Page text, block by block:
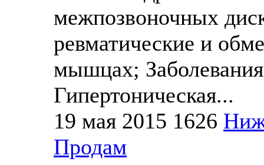
межпозвоночных
ревматические и
мышцах;
Гипертоническая...
19 мая 2015 1626
Продам